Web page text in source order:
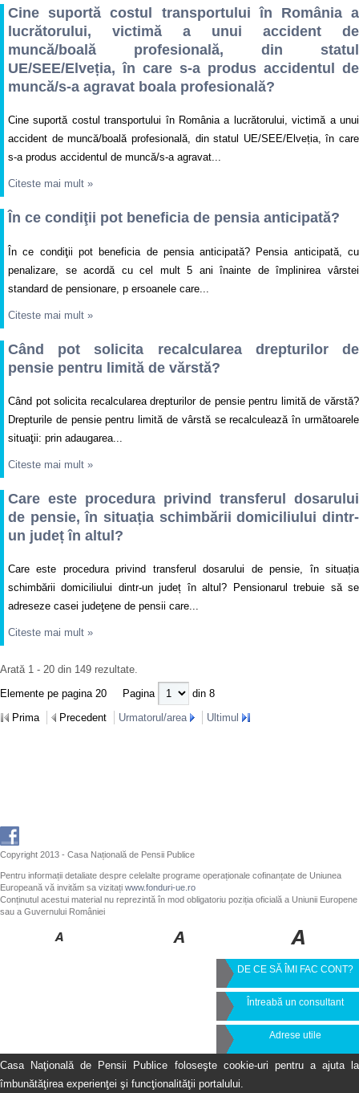
Cine suportă costul transportului în România a
lucrătorului, victimă a unui accident de
muncă/boală profesională, din statul
UE/SEE/Elveția, în care s-a produs accidentul de
muncă/s-a agravat boala profesională?
Cine suportă costul transportului în România a lucrătorului, victimă a unui
accident de muncă/boală profesională, din statul UE/SEE/Elveția, în care
s-a produs accidentul de muncă/s-a agravat...
Citeste mai mult »
În ce condiţii pot beneficia de pensia anticipată?
În ce condiţii pot beneficia de pensia anticipată? Pensia anticipată, cu
penalizare, se acordă cu cel mult 5 ani înainte de împlinirea vârstei
standard de pensionare, p ersoanele care...
Citeste mai mult »
Când pot solicita recalcularea drepturilor de
pensie pentru limită de vărstă?
Când pot solicita recalcularea drepturilor de pensie pentru limită de vărstă?
Drepturile de pensie pentru limită de vârstă se recalculează în următoarele
situaţii: prin adaugarea...
Citeste mai mult »
Care este procedura privind transferul dosarului
de pensie, în situația schimbării domiciliului dintr-
un județ în altul?
Care este procedura privind transferul dosarului de pensie, în situația
schimbării domiciliului dintr-un județ în altul? Pensionarul trebuie să se
adreseze casei judeţene de pensii care...
Citeste mai mult »
Arată 1 - 20 din 149 rezultate.
Elemente pe pagina 20
Pagina
din 8
Prima
Precedent Urmatorul/area Ultimul
Copyright 2013 - Casa Națională de Pensii Publice
Pentru informații detaliate despre celelalte programe operaționale cofinanțate de Uniunea
Europeană vă invităm sa vizitați www.fonduri-ue.ro
Conținutul acestui material nu reprezintă în mod obligatoriu poziția oficială a Uniunii Europene
sau a Guvernului României
DE CE SĂ ÎMI FAC CONT?
Întreabă un consultant
Adrese utile
Casa Naţională de Pensii Publice foloseşte cookie-uri pentru a ajuta la
îmbunătăţirea experienţei şi funcţionalităţii portalului.